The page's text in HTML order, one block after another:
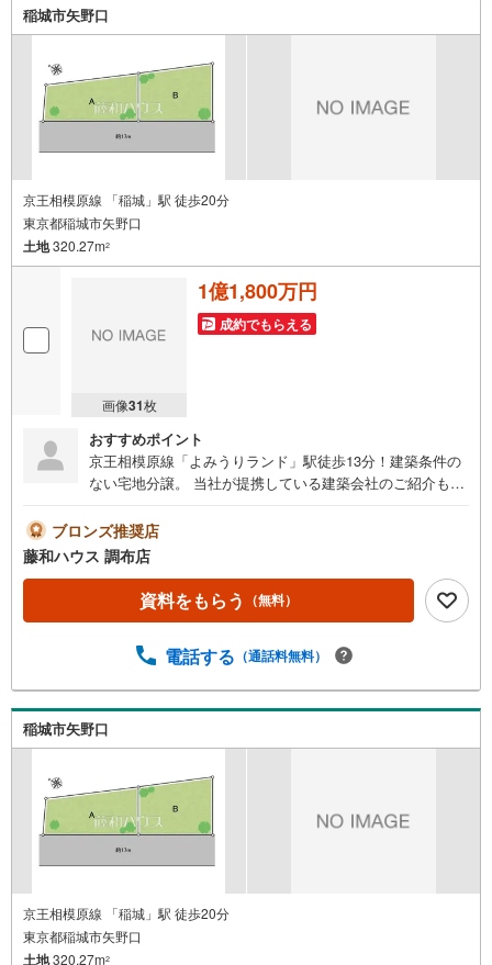
稲城市矢野口
京王相模原線 「稲城」駅 徒歩20分
東京都稲城市矢野口
土地320.27m2
画像31枚
1億1,800万円
成約でもらえる
おすすめポイント
京王相模原線「よみうりランド」駅徒歩13分！建築条件の
ない宅地分譲。 当社が提携している建築会社のご紹介も可
にお問い合わせください
ブロンズ推奨店
藤和ハウス 調布店
資料をもらう （無料）
電話する （通話料無料）
稲城市矢野口
京王相模原線 「稲城」駅 徒歩20分
東京都稲城市矢野口
土地320.27m2